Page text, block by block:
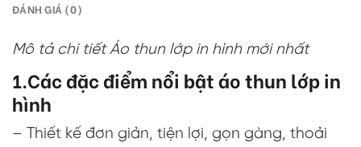
ĐÁNH GIÁ (0)
Mô tả chi tiết Áo thun lớp in hình mới nhất
1.Các đặc điểm nổi bật áo thun lớp in
hình
– Thiết kế đơn giản, tiện lợi, gọn gàng, thoải